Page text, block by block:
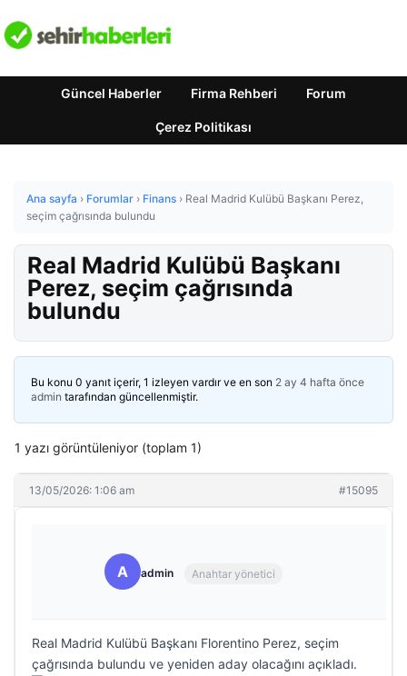
Güncel Haberler Firma Rehberi Forum
Çerez Politikası
Ana sayfa › Forumlar › Finans › Real Madrid Kulübü Başkanı Perez,
seçim çağrısında bulundu
Real Madrid Kulübü Başkanı
Perez, seçim çağrısında
bulundu
Bu konu 0 yanıt içerir, 1 izleyen vardır ve en son 2 ay 4 hafta önce
admin tarafından güncellenmiştir.
1 yazı görüntüleniyor (toplam 1)
13/05/2026: 1:06 am #15095
A admin Anahtar yönetici
Real Madrid Kulübü Başkanı Florentino Perez, seçim
çağrısında bulundu ve yeniden aday olacağını açıkladı.